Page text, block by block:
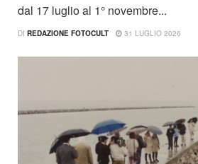
dal 17 luglio al 1° novembre...
DI REDAZIONE FOTOCULT 31 LUGLIO 2026